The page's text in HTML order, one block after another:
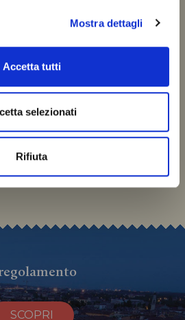
Mostra dettagli
Accetta tutti
selezionati
Rifiuta
categoria
SCOPRI